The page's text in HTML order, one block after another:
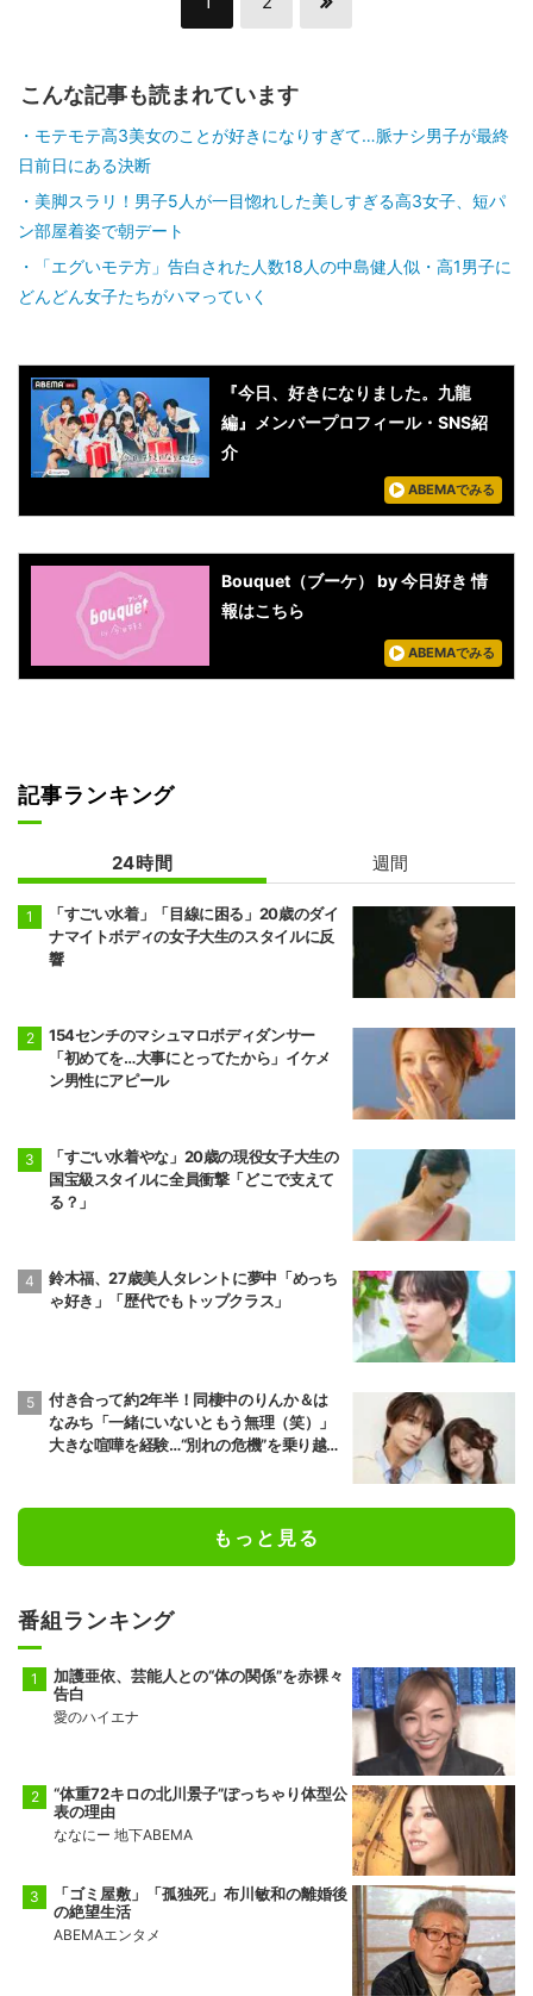
こんな記事も読まれています
モテモテ高3美女のことが好きになりすぎて…脈ナシ男子が最終
日前日にある決断
美脚スラリ！男子5人が一目惚れした美しすぎる高3女子、短パ
ン部屋着姿で朝デート
「エグいモテ方」告白された人数18人の中島健人似・高1男子に
どんどん女子たちがハマっていく
『今日、好きになりました。九龍
編』メンバープロフィール・SNS紹
介
ABEMAでみる
Bouquet（ブーケ） by 今日好き 情
報はこちら
ABEMAでみる
記事ランキング
24時間 週間
「すごい水着」「目線に困る」20歳のダイ
ナマイトボディの女子大生のスタイルに反
響
154センチのマシュマロボディダンサー
「初めてを…大事にとってたから」イケメ
ン男性にアピール
「すごい水着やな」20歳の現役女子大生の
国宝級スタイルに全員衝撃「どこで支えて
る？」
鈴木福、27歳美人タレントに夢中「めっち
ゃ好き」「歴代でもトップクラス」
付き合って約2年半！同棲中のりんか＆は
なみち「一緒にいないともう無理（笑）」
大きな喧嘩を経験…“別れの危機”を乗り越え
もっと見る
番組ランキング
加護亜依、芸能人との“体の関係”を赤裸々
告白
愛のハイエナ
“体重72キロの北川景子”ぽっちゃり体型公
表の理由
ななにー 地下ABEMA
「ゴミ屋敷」「孤独死」布川敏和の離婚後
の絶望生活
ABEMAエンタメ